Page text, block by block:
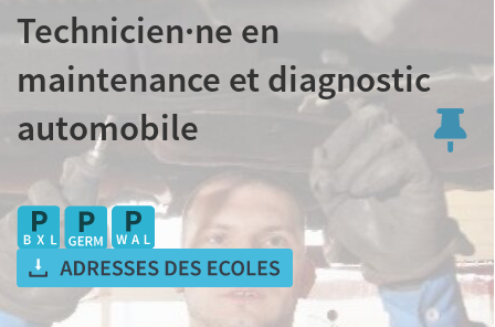
Technicien·ne en
maintenance et diagnostic
automobile